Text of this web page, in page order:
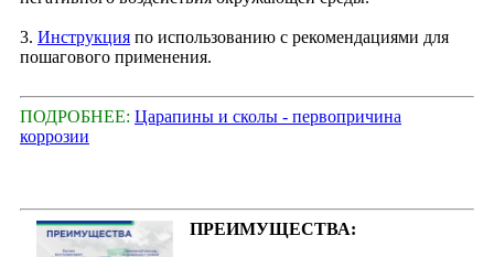
3. Инструкция по использованию с рекомендациями для
пошагового применения.
ПОДРОБНЕЕ: Царапины и сколы - первопричина
коррозии
ПРЕИМУЩЕСТВА: